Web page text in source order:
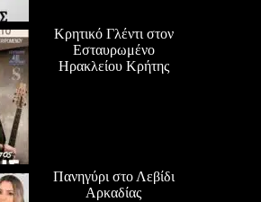
Κρητικό Γλέντι στον
Εσταυρωμένο
Ηρακλείου Κρήτης
Πανηγύρι στο Λεβίδι
Αρκαδίας